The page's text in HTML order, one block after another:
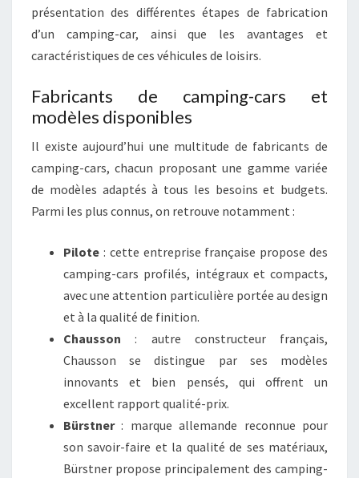
présentation des différentes étapes de fabrication
d’un camping-car, ainsi que les avantages et
caractéristiques de ces véhicules de loisirs.
Fabricants de camping-cars et
modèles disponibles
Il existe aujourd’hui une multitude de fabricants de
camping-cars, chacun proposant une gamme variée
de modèles adaptés à tous les besoins et budgets.
Parmi les plus connus, on retrouve notamment :
Pilote : cette entreprise française propose des
camping-cars profilés, intégraux et compacts,
avec une attention particulière portée au design
et à la qualité de finition.
Chausson : autre constructeur français,
Chausson se distingue par ses modèles
innovants et bien pensés, qui offrent un
excellent rapport qualité-prix.
Bürstner: marque allemande reconnue pour
son savoir-faire et la qualité de ses matériaux,
Bürstner propose principalement des camping-